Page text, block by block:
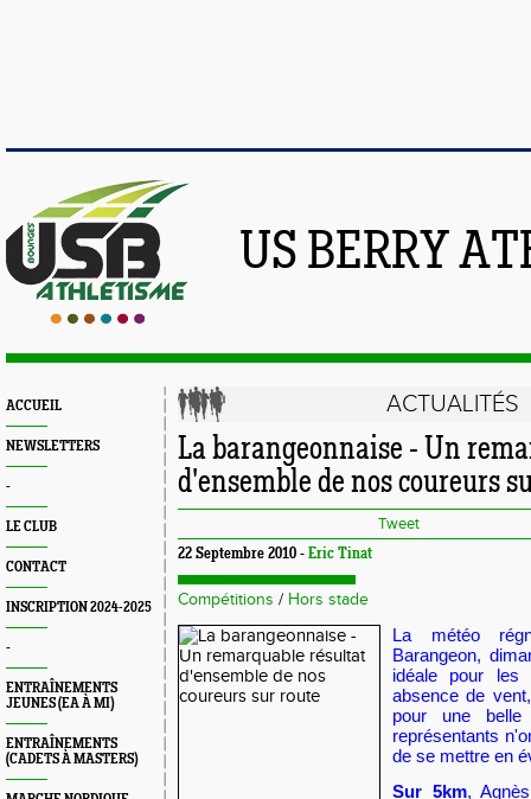
US BERRY
ACCUEIL
NEWSLETTERS
-
LE CLUB
CONTACT
INSCRIPTION 2024-2025
-
ENTRAÎNEMENTS
JEUNES (EA À MI)
ENTRAÎNEMENTS
(CADETS À MASTERS)
ACTUALITÉS
La barangeonnaise - Un
d'ensemble de nos coureurs
Tweet
22 Septembre 2010 - Eric Tinat
Compétitions / Hors stade
La météo
Barangeon,
idéale pour les
absence de
pour une belle
représentants
de se mettre en
Sur 5km,